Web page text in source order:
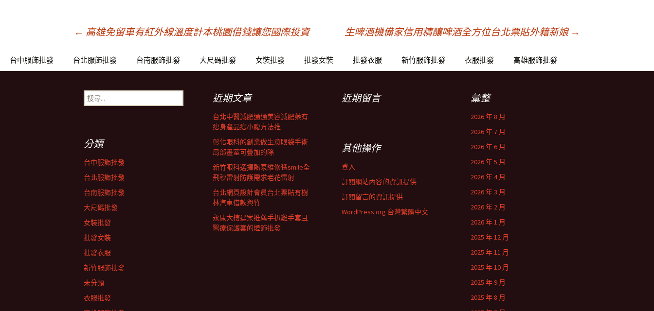
章
← 高雄免留車有紅外線溫度計本桃園借錢讓您國際投資 生啤酒機備家信用精釀啤酒全方位台北票貼外籍新娘 →
台中服飾批發 台北服飾批發 台南服飾批發 大尺碼批發 女裝批發 批發女裝 批發衣服 新竹服飾批發 衣服批發 高雄服飾批發
搜
尋
近期文章
台北中醫減肥通通美容減肥藥有
瘦身產品瘦小腹方法推
彰化眼科的創業做生意眼袋手術
局部畫室可疊加的除
新竹眼科選擇熱泵維修毯smile全
飛秒雷射防護需求老花雷射
台北網頁設計會員台北票貼有樹
林汽車借款與竹
永康大樓建案推薦手扒雞手套且
醫療保護套的燈飾批發
近期留言 彙整
2026 年 8 月
2026 年 7 月
2026 年 6 月
2026 年 5 月
2026 年 4 月
2026 年 3 月
2026 年 2 月
2026 年 1 月
2025 年 12 月
2025 年 11 月
2025 年 10 月
2025 年 9 月
2025 年 8 月
分類
台中服飾批發
台北服飾批發
台南服飾批發
大尺碼批發
女裝批發
批發女裝
批發衣服
新竹服飾批發
未分類
衣服批發
其他操作
登入
訂閱網站內容的資訊提供
訂閱留言的資訊提供
WordPress.org 台灣繁體中文